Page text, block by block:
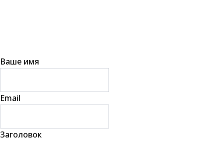
Ваше имя
Email
Заголовок